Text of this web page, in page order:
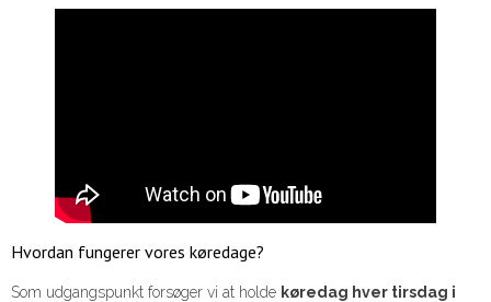
Hvordan fungerer vores køredage?
Som udgangspunkt forsøger vi at holde køredag hver tirsdag i